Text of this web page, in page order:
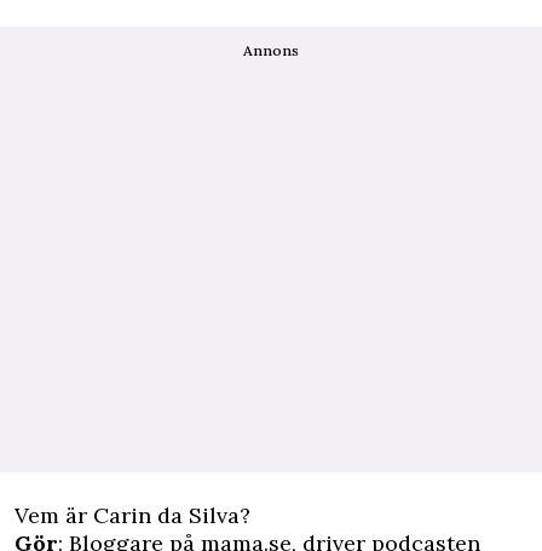
Annons
Vem är Carin da Silva?
Gör: Bloggare på mama.se, driver podcasten